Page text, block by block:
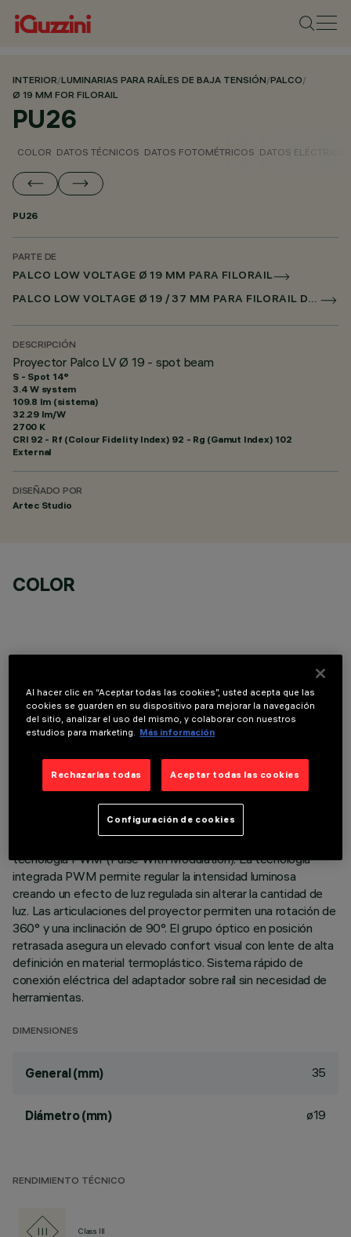
INTERIOR/LUMINARIAS PARA RAÍLES DE BAJA TENSIÓN/PALCO/
Ø 19 MM FOR FILORAIL
PU26
COLOR DATOS TÉCNICOS DATOS FOTOMÉTRICOS DATOS
PU26
PARTE DE
PALCO LOW VOLTAGE Ø 19 MM PARA FILORAIL
PALCO LOW VOLTAGE Ø 19 / 37 MM PARA FILORAIL DALI BROADCAST
DESCRIPCIÓN
Proyector Palco LV Ø 19 - spot beam
S - Spot 14°
3.4 W system
109.8 lm (sistema)
32.29 lm/W
2700 K
CRI 92 - Rf (Colour Fidelity Index) 92 - Rg (Gamut Index) 102
External
DISEÑADO POR
Artec Studio
COLOR
DATOS TÉCNICOS
ÚLTIMA ACTUALIZACIÓN: 07/08/2026
DESCRIPCIÓN
Proyector orientable miniaturizado con adaptador para
instalación en raíl de baja tensión 48 V Filorail. Realizado en
zamak fundido con sistema de disipación pasiva. Adaptador
tecnología PWM (Pulse With Modulation). La tecnología
integrada PWM permite regular la intensidad luminosa
creando un efecto de luz regulada sin alterar la cantidad de
luz. Las articulaciones del proyector permiten una rotación de
360° y una inclinación de 90°. El grupo óptico en posición
retrasada asegura un elevado confort visual con lente de alta
definición en material termoplástico. Sistema rápido de
conexión eléctrica del adaptador sobre raíl sin necesidad de
herramientas.
DIMENSIONES
General (mm) 35
Diámetro (mm) ø19
RENDIMIENTO TÉCNICO
Class III
Al hacer clic en “Aceptar todas las cookies”, usted acepta que las
cookies se guarden en su dispositivo para mejorar la navegación
del sitio, analizar el uso del mismo, y colaborar con nuestros
estudios para marketing. Más información
Rechazarlas todas Aceptar todas las cookies
Configuración de cookies